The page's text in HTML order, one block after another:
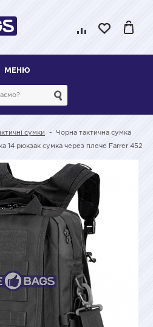
МЕНЮ
сумки - Чорна тактична сумка
14 рюкзак сумка через плече Farrer 452